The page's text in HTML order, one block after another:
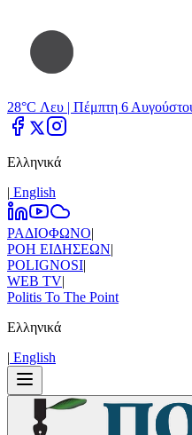
28°C Λευ | Πέμπτη 6
Ελληνικά
| Εnglish
ΡΑΔΙΟΦΩΝΟ|
ΡΟΗ ΕΙΔΗΣΕΩΝ|
POLIGNOSI|
WEB TV|
Politis To The Point
Ελληνικά
| Εnglish